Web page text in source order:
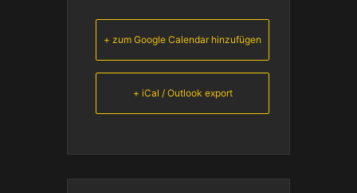
+ zum Google Calendar hinzufügen
+ iCal / Outlook export